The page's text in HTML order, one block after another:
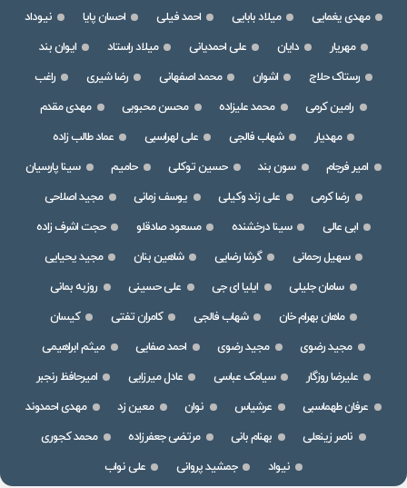
مهدی یغمایی میلاد بابایی احمد فیلی احسان پایا
نیوداد
مهریار
دایان علی احمدیانی میلاد راستاد
ایوان بند
رستاک حلاج
اشوان محمد اصفهانی رضا شیری
راغب
رامین کرمی
محمد علیزاده محسن محبوبی
مهدی مقدم
مهدیار
شهاب فالجی علی لهراسبی
عماد طالب زاده
امیر فرجام
سون بند حسین توکلی حامیم
سینا پارسیان
رضا کرمی
علی زند وکیلی یوسف زمانی
مجید اصلاحی
ابی عالی
سینا درخشنده مسعود صادقلو
حجت اشرف زاده
سهیل رحمانی
گرشا رضایی شاهین بنان
مجید یحیایی
سامان جلیلی
ایلیا ای جی علی حسینی
روزبه بمانی
ماهان بهرام خان
شهاب فالجی کامران تفتی
کیسان
مجید رضوی
مجید رضوی احمد صفایی
میثم ابراهیمی
علیرضا روزگار
سیامک عباسی عادل میرزایی
امیرحافظ رنجبر
عرفان طهماسبی
عرشیاس نوان معین زد
مهدی احمدوند
ناصر زینعلی
بهنام بانی مرتضی جعفرزاده
محمد کجوری
نیواد
جمشید پروانی علی نواب